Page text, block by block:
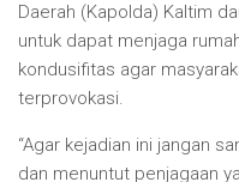
Daerah (Kapolda) Kaltim
untuk dapat menjaga
kondusifitas agar
terprovokasi.
“Agar kejadian ini jangan
dan menuntut penjagaan